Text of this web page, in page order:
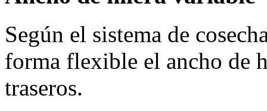
Según el sistema de
forma flexible el ancho de
traseros.